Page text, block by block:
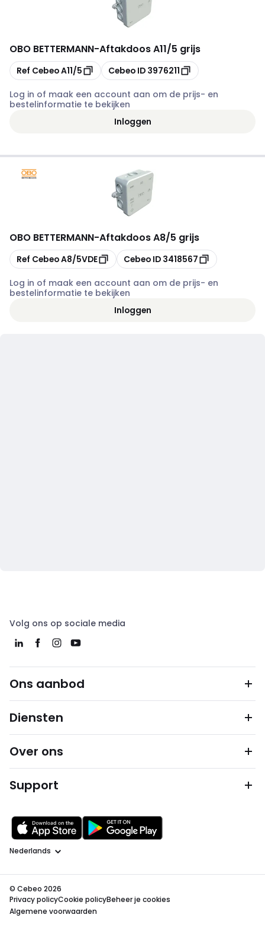
OBO BETTERMANN-Aftakdoos A11/5 grijs
Kopiëren
Ref CebeoA11/5 Kopiëren
Cebeo ID 3976211
Log in of maak een account aan om de prijs- en
bestelinformatie te bekijken
Inloggen
OBO BETTERMANN-Aftakdoos A8/5 grijs
Kopiëren
Ref CebeoA8/5VDE Kopiëren
Cebeo ID 3418567
Log in of maak een account aan om de prijs- en
bestelinformatie te bekijken
Inloggen
Volg ons op sociale media
Ons aanbod
Diensten
Over ons
Support
Taal
© Cebeo 2026
Privacy policyCookie policyBeheer je cookies
Algemene voorwaarden